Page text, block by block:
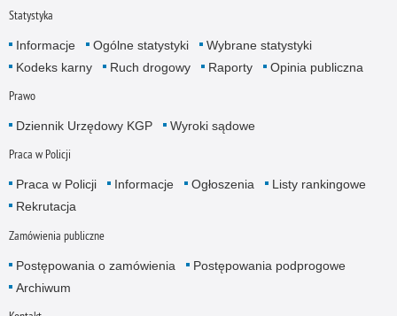
Statystyka
Informacje Ogólne statystyki
Wybrane statystyki
Kodeks karny
Ruch drogowy Raporty Opinia publiczna
Prawo
Dziennik Urzędowy KGP Wyroki sądowe
Praca w Policji
Praca w Policji Informacje Ogłoszenia
Listy rankingowe
Rekrutacja
Zamówienia publiczne
Postępowania o zamówienia
Postępowania podprogowe
Archiwum